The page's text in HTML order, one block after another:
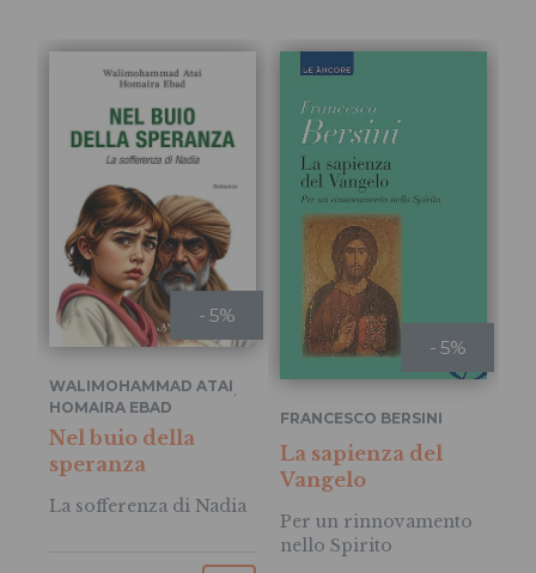
- 5%
WALIMOHAMMAD ATAI,
HOMAIRA EBAD
Nel buio della
speranza
La sofferenza di Nadia
- 5%
FRANCESCO BERSINI
La sapienza del
Vangelo
Per un rinnovamento
nello Spirito